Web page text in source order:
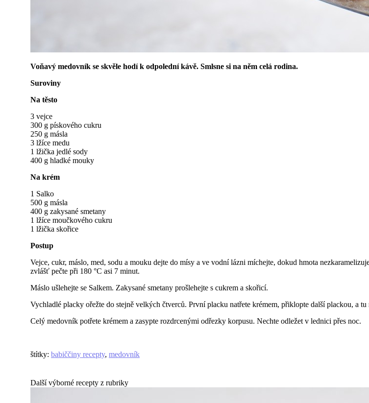
Voňavý medovník se skvěle hodí k odpolední kávě. Smlsne si na něm celá rodina.
Suroviny
Na těsto
3 vejce
300 g pískového cukru
250 g másla
3 lžíce medu
1 lžička jedlé sody
400 g hladké mouky
Na krém
1 Salko
500 g másla
400 g zakysané smetany
1 lžíce moučkového cukru
1 lžička skořice
Postup
Vejce, cukr, máslo, med, sodu a mouku dejte do mísy a ve vodní lázni míchejte, dokud hmota
zvlášť pečte při 180 °C asi 7 minut.
Máslo ušlehejte se Salkem. Zakysané smetany prošlehejte s cukrem a skořicí.
Vychladlé placky ořežte do stejně velkých čtverců. První placku natřete krémem, přiklopte další plackou, a tu
Celý medovník potřete krémem a zasypte rozdrcenými odřezky korpusu. Nechte odležet v lednici přes noc.
štítky: babiččiny recepty, medovník
Další výborné recepty z rubriky